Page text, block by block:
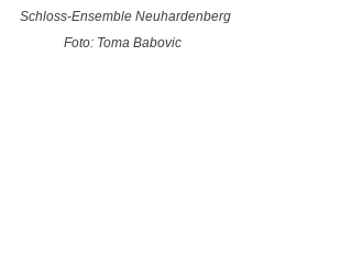
Foto: Toma Babovic